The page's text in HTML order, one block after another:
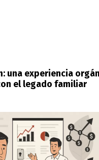
una experiencia
el legado familiar